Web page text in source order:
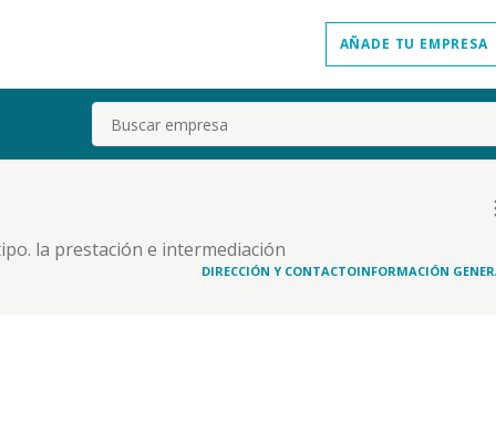
AÑADE TU EMPRESA
Buscar
la prestación e intermediación
y obras de todo tipo. laDIRECCIÓN Y CONTACTOINFORMACIÓN